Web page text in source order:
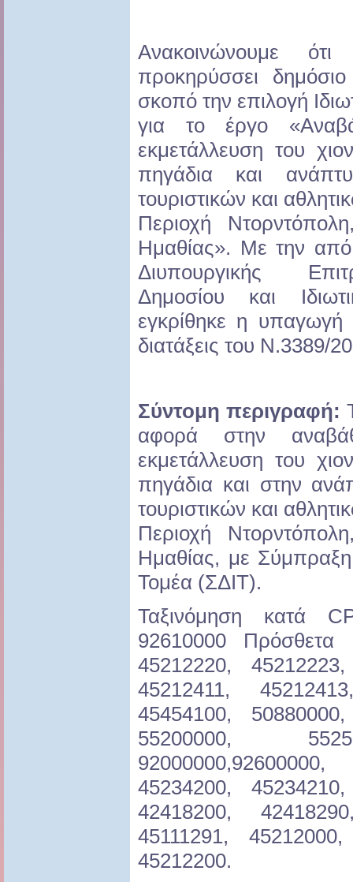
Ανακοινώνουμε
προκηρύσσει
σκοπό την επιλογή
για το έργο
εκμετάλλευση του
πηγάδια και
τουριστικών και
Περιοχή
Ημαθίας». Με την
Διυπουργικής
Δημοσίου και
εγκρίθηκε η
διατάξεις του Ν.3389/
Σύντομη περιγραφή:
αφορά στην
εκμετάλλευση του
πηγάδια και στην
τουριστικών και
Περιοχή
Ημαθίας, με Σύμπραξη
Τομέα (ΣΔΙΤ).
Ταξινόμηση κατά
92610000 Πρόσθετα
45212220,
45212411,
45454100,
55200000,
45234200,
42418200,
45111291,
45212200.